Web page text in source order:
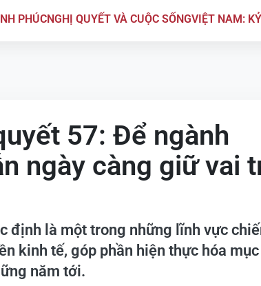
PHÚCNGHỊ QUYẾT VÀ CUỘC SỐNGVIỆT NAM:
57: Để ngành
ngày càng giữ vai
định là một trong những lĩnh vực
kinh tế, góp phần hiện thực hóa mục
năm tới.